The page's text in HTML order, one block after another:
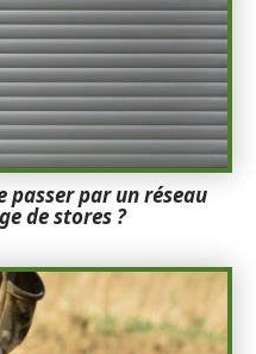
passer par un réseau
de stores ?